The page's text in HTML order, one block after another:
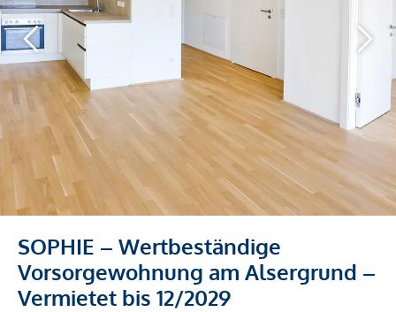
SOPHIE – Wertbeständige
Vorsorgewohnung am Alsergrund –
Vermietet bis 12/2029